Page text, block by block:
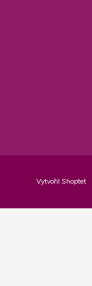
Vytvořil Shoptet